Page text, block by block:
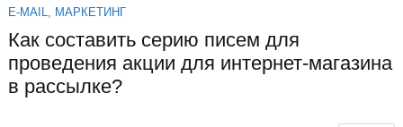
E-MAIL, МАРКЕТИНГ
Как составить серию писем для
проведения акции для интернет-магазина
в рассылке?